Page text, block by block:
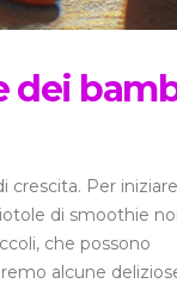
dei
crescita. Per
di smoothie
che possono
alcune